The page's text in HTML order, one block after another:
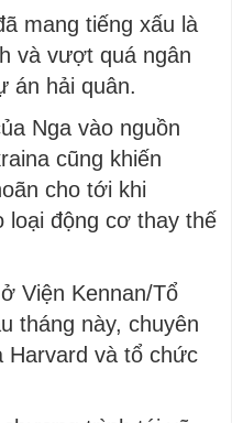
mang tiếng xấu là
và vượt quá ngân
án hải quân.
Nga vào nguồn
cũng khiến
cho tới khi
loại động cơ thay thế
Viện Kennan/Tổ
tháng này, chuyên
Harvard và tổ chức